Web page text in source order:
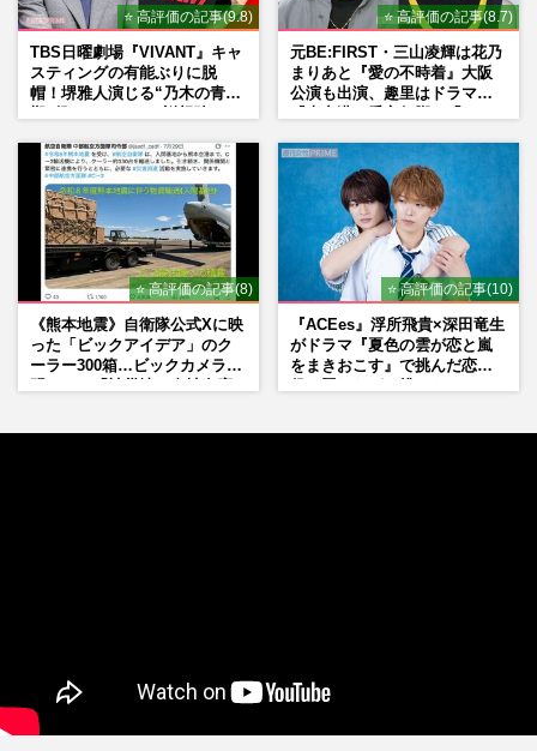
⭐ 高評価の記事(9.8)
TBS日曜劇場『VIVANT』キャ
スティングの有能ぶりに脱
帽！堺雅人演じる“乃木の青年
マン長男・櫻井海音だった
⭐ 高評価の記事(8.7)
元BE:FIRST・三山凌輝は花乃
まりあと『愛の不時着』大阪
公演も出演、趣里はドラマ
⭐ 高評価の記事(8)
《熊本地震》自衛隊公式Xに映
った「ビックアイデア」のク
ーラー300箱…ビックカメラが
⭐ 高評価の記事(10)
『ACEes』浮所飛貴×深田竜生
がドラマ『夏色の雲が恋と嵐
をまきおこす』で挑んだ恋人